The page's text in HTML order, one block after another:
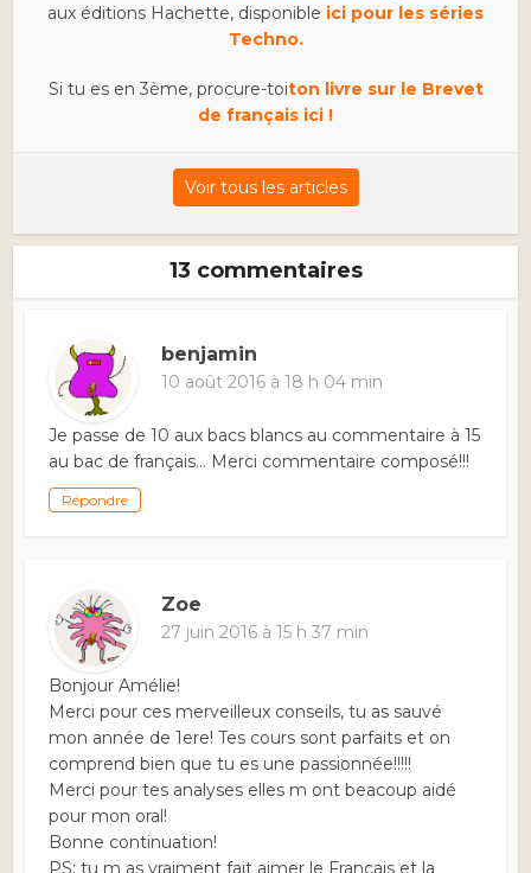
aux éditions Hachette, disponible ici pour les séries
Techno.
Si tu es en 3ème, procure-toiton livre sur le Brevet
de français ici !
Voir tous les articles
13 commentaires
benjamin
10 août 2016 à 18 h 04 min
Je passe de 10 aux bacs blancs au commentaire à 15
au bac de français… Merci commentaire composé!!!
Répondre
Zoe
27 juin 2016 à 15 h 37 min
Bonjour Amélie!
Merci pour ces merveilleux conseils, tu as sauvé
mon année de 1ere! Tes cours sont parfaits et on
comprend bien que tu es une passionnée!!!!!
Merci pour tes analyses elles m ont beacoup aidé
pour mon oral!
Bonne continuation!
PS: tu m as vraiment fait aimer le Francais et la